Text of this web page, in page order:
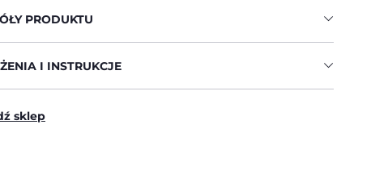
PRODUKTU
I INSTRUKCJE
sklep